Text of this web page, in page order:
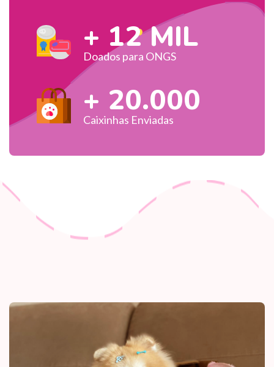
+ 12 MIL
Doados para ONGS
+ 20.000
Caixinhas Enviadas